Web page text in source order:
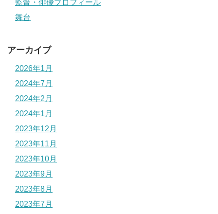
監督・俳優プロフィール
舞台
アーカイブ
2026年1月
2024年7月
2024年2月
2024年1月
2023年12月
2023年11月
2023年10月
2023年9月
2023年8月
2023年7月